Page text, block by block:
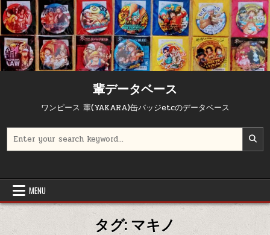
Skip to content
輩データベース
ワンピース 輩(YAKARA)缶バッジetcのデータベース
MENU
タグ: マキノ